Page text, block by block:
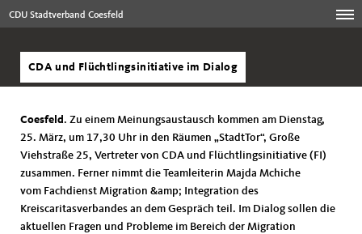
CDU Stadtverband Coesfeld
CDA und Flüchtlingsinitiative im Dialog
Coesfeld. Zu einem Meinungsaustausch kommen am Dienstag,
25. März, um 17,30 Uhr in den Räumen „StadtTor“, Große
Viehstraße 25, Vertreter von CDA und Flüchtlingsinitiative (FI)
zusammen. Ferner nimmt die Teamleiterin Majda Mchiche
vom Fachdienst Migration &amp; Integration des
Kreiscaritasverbandes an dem Gespräch teil. Im Dialog sollen die
aktuellen Fragen und Probleme im Bereich der Migration